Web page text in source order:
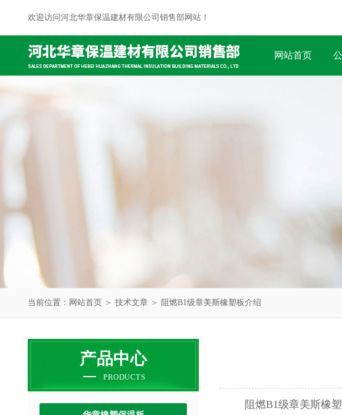
欢迎访问河北华章保温建材有限公司销售部网站！
网站首页
当前位置： 网站首页 ＞ 技术文章 ＞ 阻燃B1级章美斯橡塑板介绍
产品中心
PRODUCTS
阻燃B1级章美斯橡